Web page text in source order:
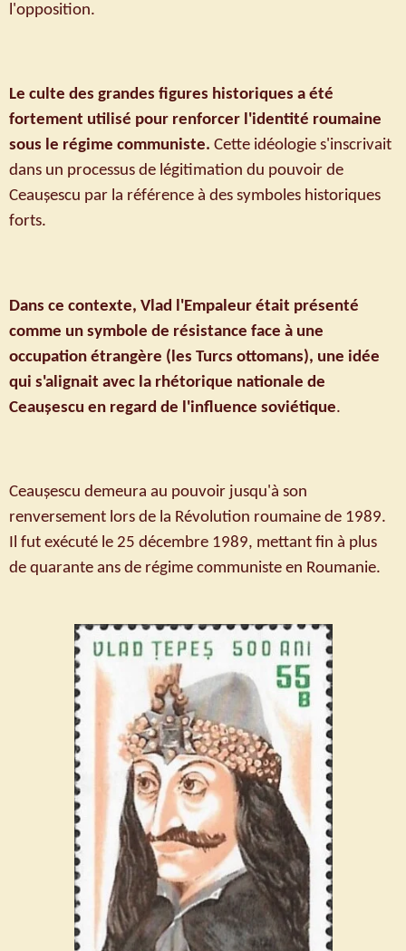
l'opposition.
Le culte des grandes figures historiques a été
fortement utilisé pour renforcer l'identité roumaine
sous le régime communiste. Cette idéologie s'inscrivait
dans un processus de légitimation du pouvoir de
Ceaușescu par la référence à des symboles historiques
forts.
Dans ce contexte, Vlad l'Empaleur était présenté
comme un symbole de résistance face à une
occupation étrangère (les Turcs ottomans), une idée
qui s'alignait avec la rhétorique nationale de
Ceaușescu en regard de l'influence soviétique.
Ceaușescu demeura au pouvoir jusqu'à son
renversement lors de la Révolution roumaine de 1989.
Il fut exécuté le 25 décembre 1989, mettant fin à plus
de quarante ans de régime communiste en Roumanie.